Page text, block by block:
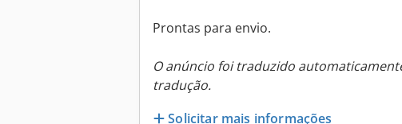
Prontas para envio.
O anúncio foi traduzido
tradução.
Solicitar mais informações